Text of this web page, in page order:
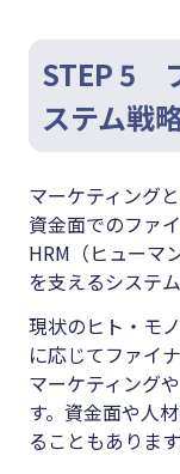
STEP 5
ステム戦
マーケティング
資金面でのファ
HRM（ヒューマ
を支えるシステ
現状のヒト・モ
に応じてファイ
マーケティング
す。資金面や人
ることもあります